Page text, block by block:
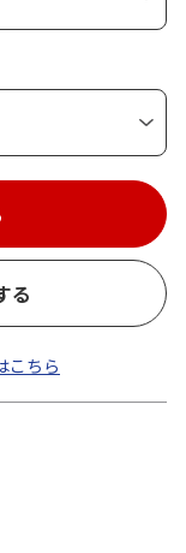
る
こちら